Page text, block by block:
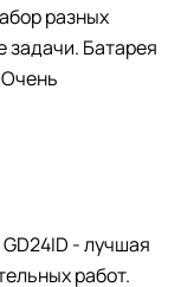
разных
задачи. Батарея
- лучшая
работ.